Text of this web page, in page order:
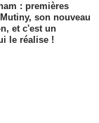
: premières
son nouveau
et c'est un
le réalise !